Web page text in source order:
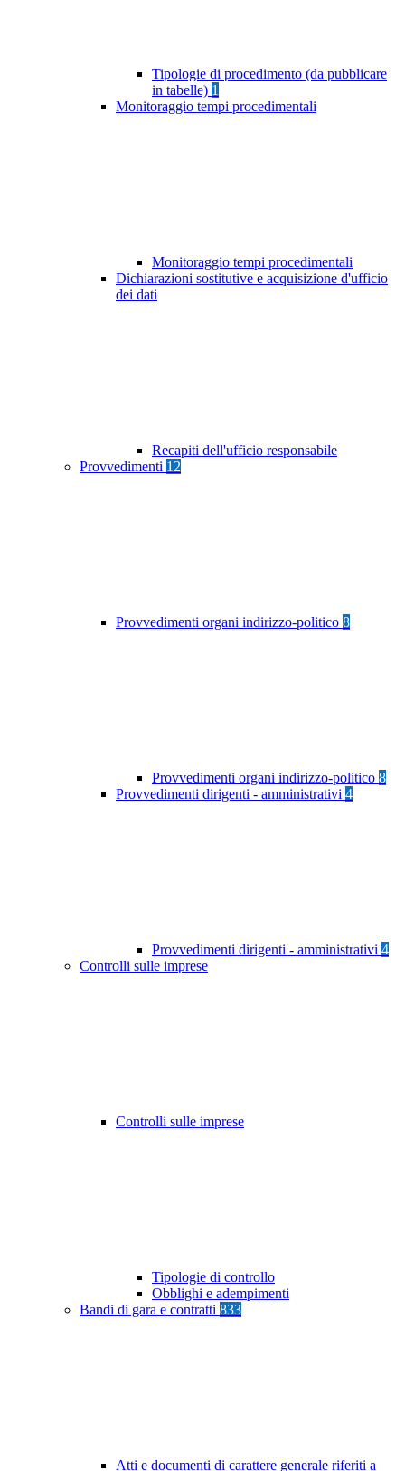
Tipologie di procedimento (da pubblicare
in tabelle) 1
Monitoraggio tempi procedimentali
Monitoraggio tempi procedimentali
Dichiarazioni sostitutive e acquisizione d'ufficio
dei dati
Recapiti dell'ufficio responsabile
Provvedimenti 12
Provvedimenti organi indirizzo-politico 8
Provvedimenti organi indirizzo-politico 8
Provvedimenti dirigenti - amministrativi 4
Provvedimenti dirigenti - amministrativi 4
Controlli sulle imprese
Controlli sulle imprese
Tipologie di controllo
Obblighi e adempimenti
Bandi di gara e contratti 833
Atti e documenti di carattere generale riferiti a